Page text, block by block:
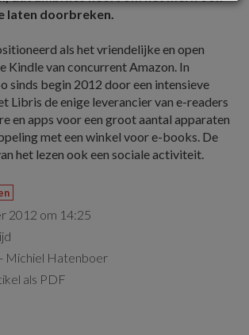
laten doorbreken.
als het vriendelijke en open
Kindle van concurrent Amazon. In
sinds begin 2012 door een intensieve
Libris de enige leverancier van e-readers
en apps voor een groot aantal apparaten
met een winkel voor e-books. De
het lezen ook een sociale activiteit.
2012 om 14:25
Michiel Hatenboer
als PDF